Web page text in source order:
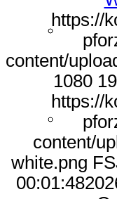
https://
content/
1080
https://
content/
white.png
00:01:48